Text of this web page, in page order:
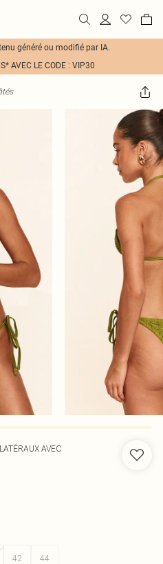
généré ou modifié par IA.
AVEC LE CODE : VIP30
AVEC
42 44